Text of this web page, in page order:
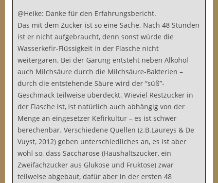
@Heike: Danke für den Erfahrungsbericht.
Das mit dem Zucker ist so eine Sache. Nach 48 Stunden
ist er nicht aufgebraucht, denn sonst würde die
Wasserkefir-Flüssigkeit in der Flasche nicht
weitergären. Bei der Gärung entsteht neben Alkohol
auch Milchsäure durch die Milchsäure-Bakterien –
durch die entstehende Säure wird der “süß”-
Geschmack teilweise überdeckt. Wieviel Restzucker in
der Flasche ist, ist natürlich auch abhängig von der
Menge an eingesetzer Kefirkultur – es ist schwer
berechenbar. Verschiedene Quellen (z.B.Laureys & De
Vuyst, 2012) geben unterschiedliches an, es ist aber
wohl so, dass Saccharose (Haushaltszucker, ein
Zweifachzucker aus Glukose und Fruktose) zwar
teilweise abgebaut, dafür aber in der ersten 48